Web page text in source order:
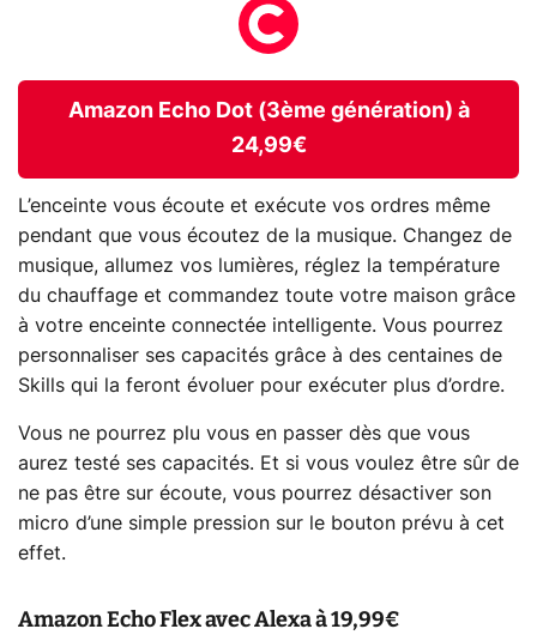
Amazon Echo Dot (3ème génération) à
24,99€
L’enceinte vous écoute et exécute vos ordres même
pendant que vous écoutez de la musique. Changez de
musique, allumez vos lumières, réglez la température
du chauffage et commandez toute votre maison grâce
à votre enceinte connectée intelligente. Vous pourrez
personnaliser ses capacités grâce à des centaines de
Skills qui la feront évoluer pour exécuter plus d’ordre.
Vous ne pourrez plu vous en passer dès que vous
aurez testé ses capacités. Et si vous voulez être sûr de
ne pas être sur écoute, vous pourrez désactiver son
micro d’une simple pression sur le bouton prévu à cet
effet.
Amazon Echo Flex avec Alexa à 19,99€